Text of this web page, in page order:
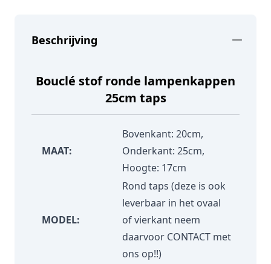
Beschrijving
Bouclé stof ronde lampenkappen
25cm taps
MAAT:
Bovenkant: 20cm,
Onderkant: 25cm,
Hoogte: 17cm
MODEL:
Rond taps (deze is ook
leverbaar in het ovaal
of vierkant neem
daarvoor CONTACT met
ons op!!)